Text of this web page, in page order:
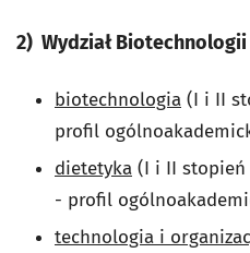
2) Wydział
biotechnologia (I i II
profil
dietetyka (I i II
- profil
technologia i